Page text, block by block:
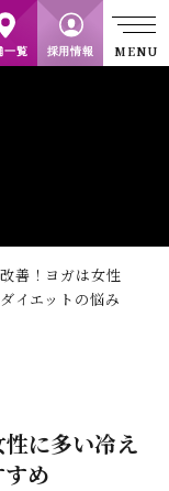
一覧 採用情報
善！ヨガは女性
イエットの悩み
に多い冷え
め